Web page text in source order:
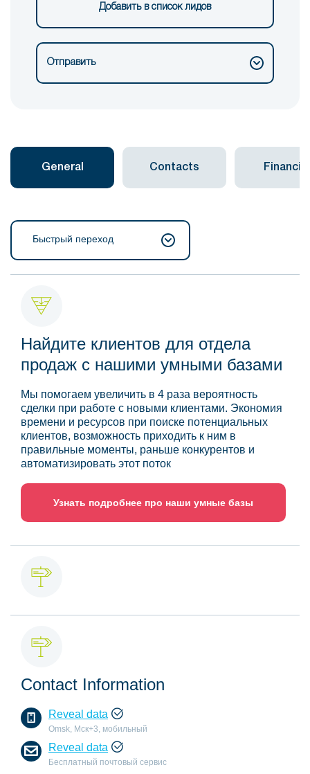
Добавить в список лидов
Отправить
General Contacts Financial
Быстрый переход
Найдите клиентов для отдела
продаж с нашими умными базами
Мы помогаем увеличить в 4 раза вероятность
сделки при работе с новыми клиентами. Экономия
времени и ресурсов при поиске потенциальных
клиентов, возможность приходить к ним в
правильные моменты, раньше конкурентов и
автоматизировать этот поток
Узнать подробнее про наши умные базы
Contact Information
Reveal data
Omsk, Мск+3, мобильный
Reveal data
Бесплатный почтовый сервис